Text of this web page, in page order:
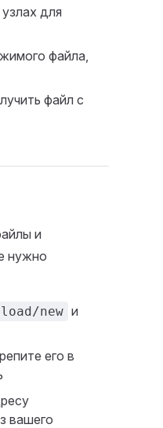
для
файла,
файл с
и
нужно
new и
его в
вашего